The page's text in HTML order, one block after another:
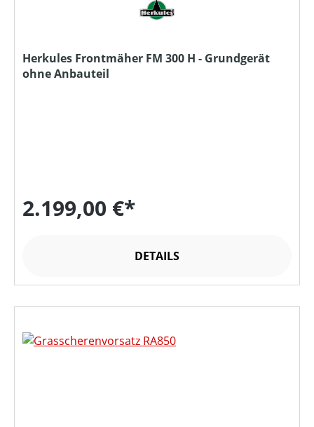
Herkules Frontmäher FM 300 H - Grundgerät
ohne Anbauteil
2.199,00 €*
DETAILS